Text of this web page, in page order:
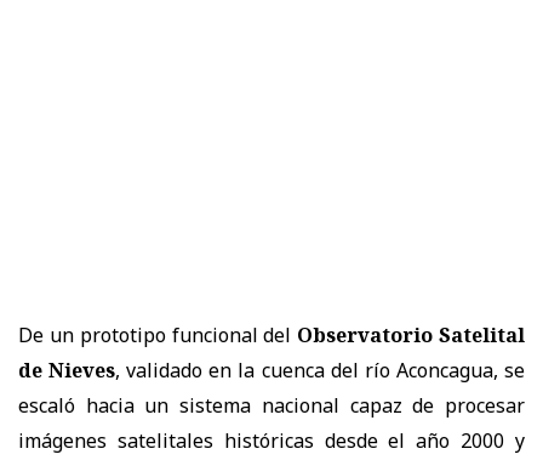
De un prototipo funcional del Observatorio Satelital
de Nieves, validado en la cuenca del río Aconcagua, se
escaló hacia un sistema nacional capaz de procesar
imágenes satelitales históricas desde el año 2000 y